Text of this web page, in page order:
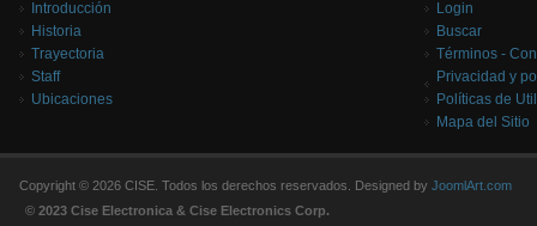
Introducción
Historia
Trayectoria
Staff
Ubicaciones
Login
Buscar
Términos -
Privacidad y
Políticas de
Mapa del Sitio
Copyright © 2026 CISE. Todos los derechos reservados. Designed by JoomlArt.com
© 2023 Cise Electronica & Cise Electronics Corp.